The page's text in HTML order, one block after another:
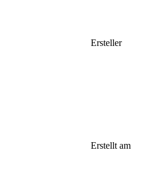
Ersteller
Erstellt am